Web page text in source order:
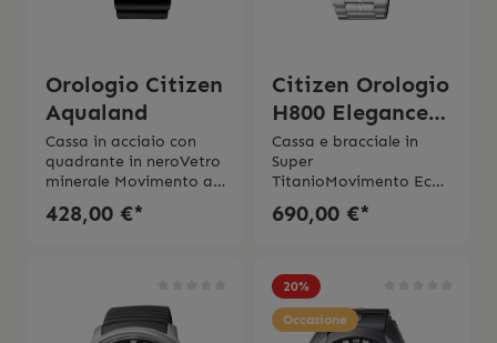
Orologio Citizen
Aqualand
Cassa in acciaio con
quadrante in neroVetro
minerale Movimento al
quarzo C520Funzioni
calendario,
poliuretano Impermea
bililtá 20 bar 2 anni di
428,00 €*
Citizen Orologio
H800 Elegance
Titanio
Radiocontrollat
o
Cassa e bracciale in
Super
TitanioMovimento Eco
Drive a carica
luce Riserva di carica di
10 barDiametro cassa
44 mm2 anni di
garanzia L’orologio
690,00 €*
20%
Occasione